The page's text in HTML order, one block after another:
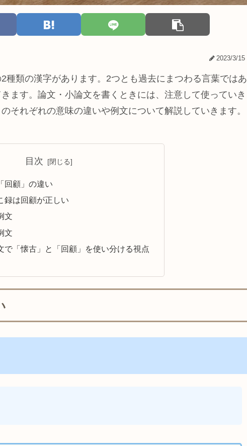
2023/3/15
種類の漢字があります。2つとも過去にまつわる言葉ではあ
ます。論文・小論文を書くときには、注意して使っていき
それぞれの意味の違いや例文について解説していきます。
目次
回顧」の違い
録は回顧が正しい
文
文
で「懐古」と「回顧」を使い分ける視点